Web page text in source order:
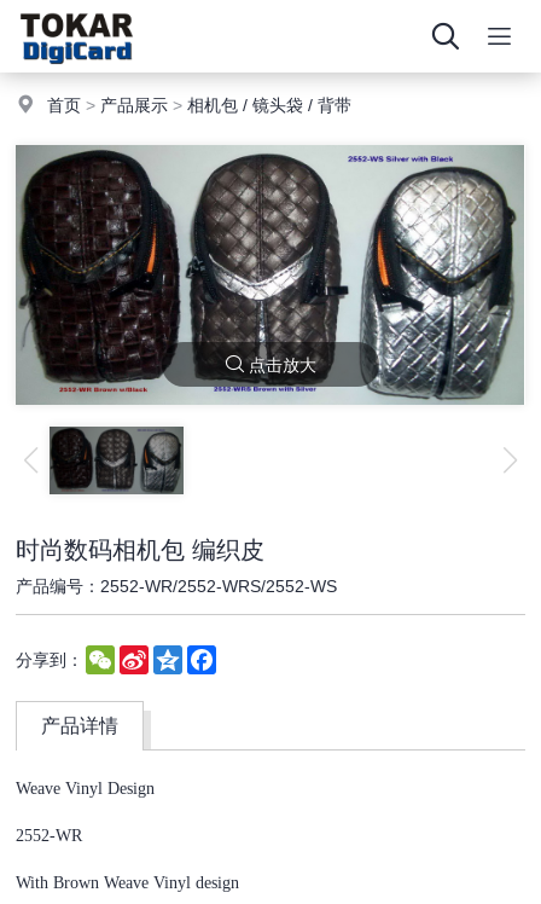
首页 > 产品展示 >相机包 / 镜头袋 / 背带
点击放大
时尚数码相机包 编织皮
产品编号：2552-WR/2552-WRS/2552-WS
分享到： WeChat
Sina
Weibo
Qzone
产品详情
Weave Vinyl Design
2552-WR
With Brown Weave Vinyl design